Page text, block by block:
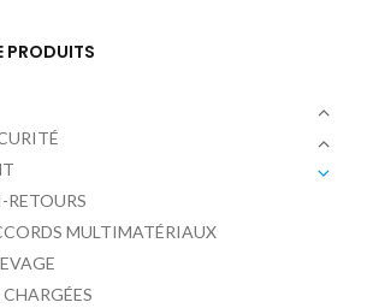
PRODUITS
MULTIMATÉRIAUX